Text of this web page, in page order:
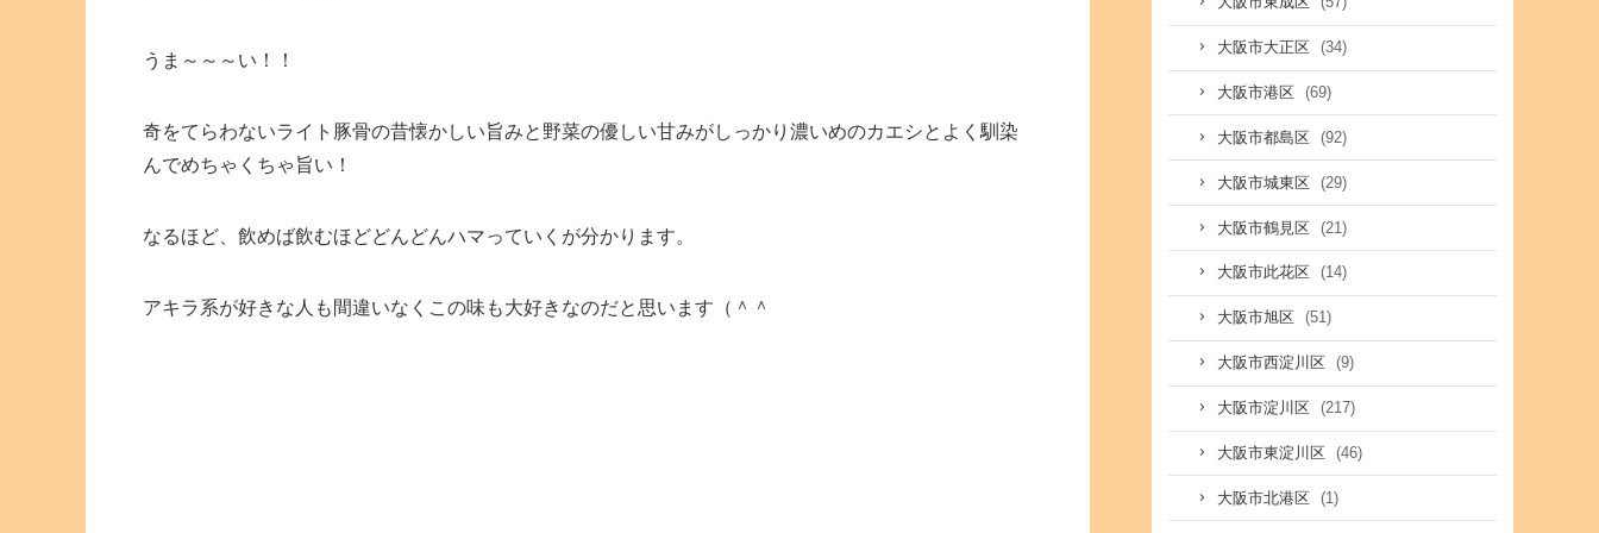
うま～～～い！！
奇をてらわないライト豚骨の昔懐かしい旨みと野菜の優しい甘みがしっかり濃いめのカエシとよく馴染
んでめちゃくちゃ旨い！
なるほど、飲めば飲むほどどんどんハマっていくが分かります。
アキラ系が好きな人も間違いなくこの味も大好きなのだと思います（＾＾
大阪市大正区 (34)
大阪市港区 (69)
大阪市都島区 (92)
大阪市城東区 (29)
大阪市鶴見区 (21)
大阪市此花区 (14)
大阪市旭区 (51)
大阪市西淀川区 (9)
大阪市淀川区 (217)
大阪市東淀川区 (46)
大阪市北港区 (1)